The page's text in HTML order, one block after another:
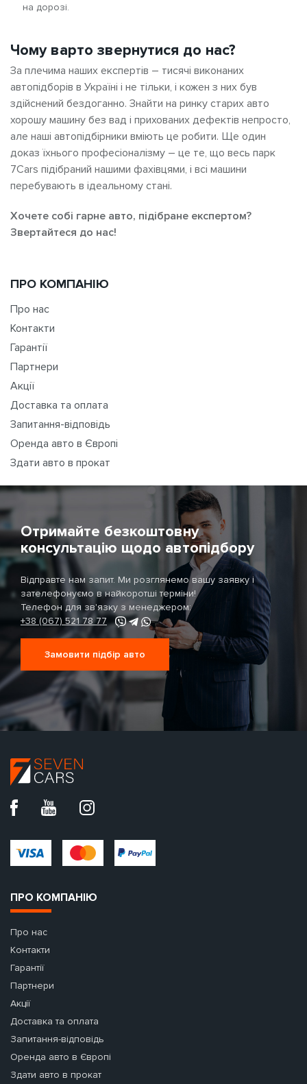
на дорозі.
Чому варто звернутися до нас?
За плечима наших експертів – тисячі виконаних
автопідборів в Україні і не тільки, і кожен з них був
здійснений бездоганно. Знайти на ринку старих авто
хорошу машину без вад і прихованих дефектів непросто,
але наші автопідбірники вміють це робити. Ще один
доказ їхнього професіоналізму – це те, що весь парк
7Cars підібраний нашими фахівцями, і всі машини
перебувають в ідеальному стані.
Хочете собі гарне авто, підібране експертом?
Звертайтеся до нас!
ПРО КОМПАНІЮ
Про нас
Контакти
Гарантії
Партнери
Акції
Доставка та оплата
Запитання-відповідь
Оренда авто в Європі
Здати авто в прокат
Отримайте безкоштовну
консультацію щодо автопідбору
Відправте нам запит. Ми розглянемо вашу заявку і
зателефонуємо в найкоротші терміни!
Телефон для зв'язку з менеджером:
+38 (067) 521 78 77
Замовити підбір авто
ПРО КОМПАНІЮ
Про нас
Контакти
Гарантії
Партнери
Акції
Доставка та оплата
Запитання-відповідь
Оренда авто в Європі
Здати авто в прокат